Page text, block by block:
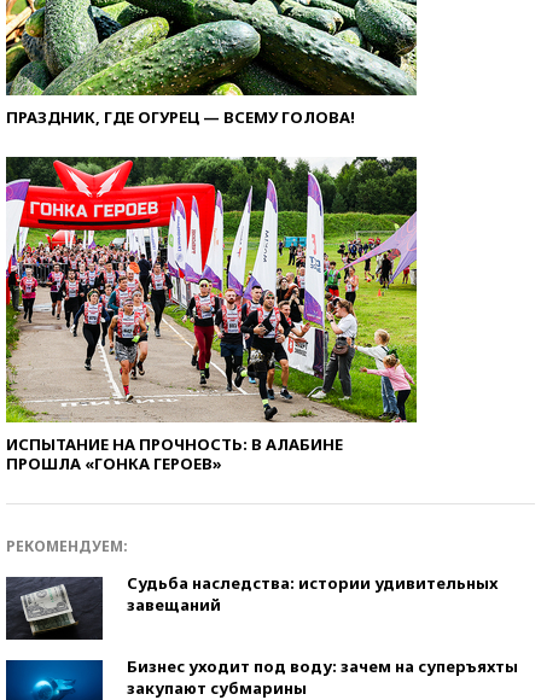
ПРАЗДНИК, ГДЕ ОГУРЕЦ — ВСЕМУ ГОЛОВА!
ИСПЫТАНИЕ НА ПРОЧНОСТЬ: В АЛАБИНЕ
ПРОШЛА «ГОНКА ГЕРОЕВ»
РЕКОМЕНДУЕМ:
Судьба наследства: истории удивительных
завещаний
Бизнес уходит под воду: зачем на суперъяхты
закупают субмарины